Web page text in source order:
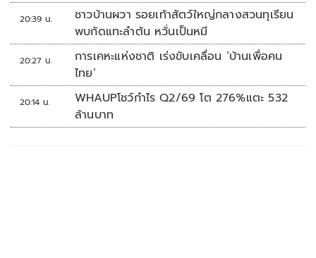
20:39 น.
ชาวบ้านผวา รอยเท้าสัตว์ใหญ่กลางสวนทุเรียน
พบกัดแทะลำต้น หวั่นเป็นหมี
20:27 น.
การเคหะแห่งชาติ เร่งขับเคลื่อน ‘บ้านเพื่อคน
ไทย’
20:14 น.
WHAUPโชว์กำไร Q2/69 โต 276%แตะ 532
ล้านบาท